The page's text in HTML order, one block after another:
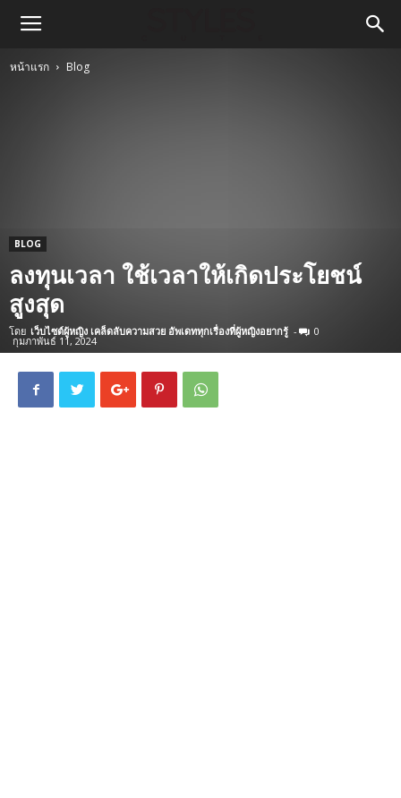
หน้าแรก Blog
BLOG
ลงทุนเวลา ใช้เวลาให้เกิดประโยชน์
สูงสุด
โดย เว็บไซต์ผู้หญิง เคล็ดลับความสวย อัพเดททุกเรื่องที่ผู้หญิงอยากรู้ -
กุมภาพันธ์ 11, 2024
0